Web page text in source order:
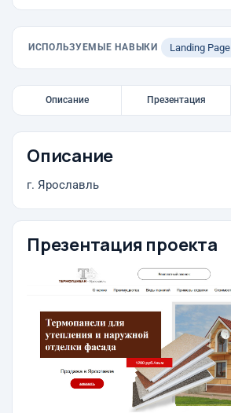
ИСПОЛЬЗУЕМЫЕ НАВЫКИ Landing Page
Описание Презентация
Описание
г. Ярославль
Презентация проекта